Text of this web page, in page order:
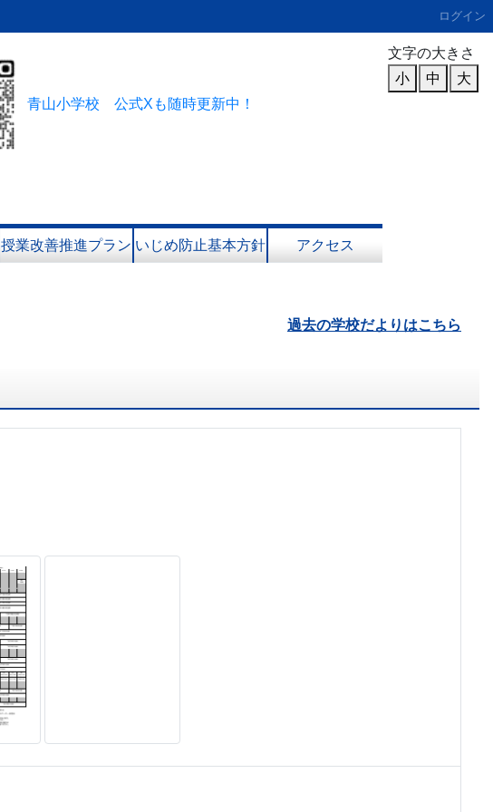
ログイン
文字の大きさ
小
中
大
青山小学校 公式Xも随時更新中！
授業改善推進プラン いじめ防止基本方針 アクセス
過去の学校だよりはこちら